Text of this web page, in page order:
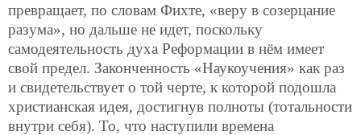
превращает, по словам Фихте, «веру в созерцание
разума», но дальше не идет, поскольку
самодеятельность духа Реформации в нём имеет
свой предел. Законченность «Наукоучения» как раз
и свидетельствует о той черте, к которой подошла
христианская идея, достигнув полноты (тотальности
внутри себя). То, что наступили времена